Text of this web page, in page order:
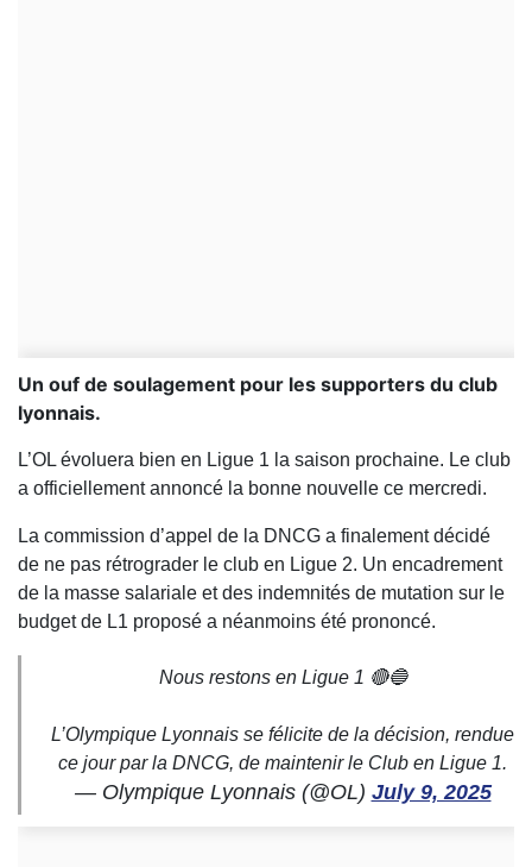
Un ouf de soulagement pour les supporters du club
lyonnais.
L’OL évoluera bien en Ligue 1 la saison prochaine. Le club
a officiellement annoncé la bonne nouvelle ce mercredi.
La commission d’appel de la DNCG a finalement décidé
de ne pas rétrograder le club en Ligue 2. Un encadrement
de la masse salariale et des indemnités de mutation sur le
budget de L1 proposé a néanmoins été prononcé.
Nous restons en Ligue 1 🔴🔵
L’Olympique Lyonnais se félicite de la décision, rendue
ce jour par la DNCG, de maintenir le Club en Ligue 1.
— Olympique Lyonnais (@OL) July 9, 2025